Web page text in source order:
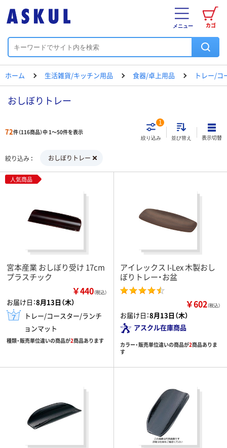
カゴ
メニュー
ホーム 生活雑貨/キッチン用品 食器/卓上用品 トレー/コ
おしぼりトレー
72件（116商品）中 1～50件を表示
絞り込み
1
並び替え 表示切替
絞り込み おしぼりトレー
人気商品
宮本産業 おしぼり受け 17cm
プラスチック
￥440（税込）
お届け日：8月13日（木）
トレー/コースター/ランチ
ョンマット
種類・販売単位違いの商品が2商品あります
アイレックス I-Lex 木製おし
ぼりトレー・お盆
￥602（税込）
お届け日：8月13日（木）
アスクル在庫商品
カラー・販売単位違いの商品が2商品ありま
す